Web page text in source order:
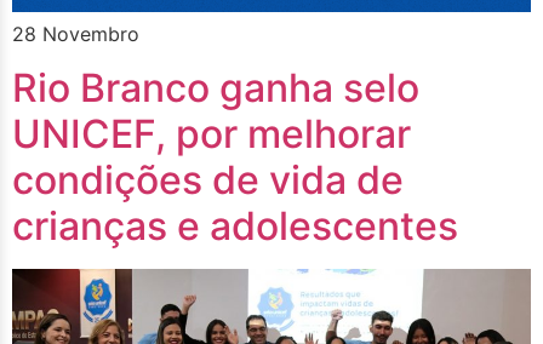
28 Novembro
Rio Branco ganha selo
UNICEF, por melhorar
condições de vida de
crianças e adolescentes